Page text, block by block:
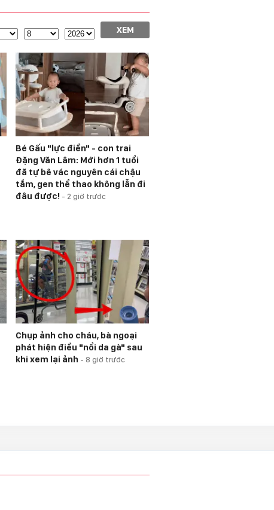
XEM
Bé Gấu "lực điền" - con trai
Đặng Văn Lâm: Mới hơn 1 tuổi
đã tự bê vác nguyên cái chậu
tắm, gen thể thao không lẫn đi
đâu được! - 2 giờ trước
Chụp ảnh cho cháu, bà ngoại
phát hiện điều "nổi da gà" sau
khi xem lại ảnh - 8 giờ trước